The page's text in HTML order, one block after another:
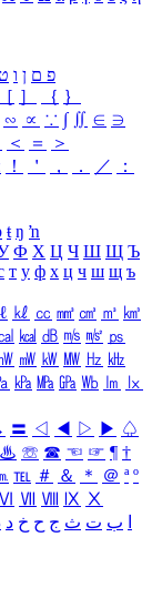
פ ם ן ו
［ ］ ｛ ｝
∽ ∝ ∵ ∫ ∬ ∈ ∋
＜ ＝
＞
！ ＇ ， ． ／
：
ŧ ŋ ŉ
Ф Х Ц Ч Ш Щ Ъ
т у ф х ц ч ш щ ъ
ℓ ㎘ ㏄ ㎣ ㎤ ㎥ ㎦
㎉ ㏈ ㎧ ㎨ ㎰
㎽ ㎾ ㎿ ㎐ ㎑
㎪ ㎫ ㎬ ㏝ ㏐
㏓
〓 ◁ ◀ ▷ ▶ ♤
♨ ☏ ☎ ☜ ☞ ¶ †
℡ ＃ ＆ ＊ ＠ ª º
Ⅵ Ⅶ Ⅷ Ⅸ Ⅹ
ب ت ث ج ح خ د